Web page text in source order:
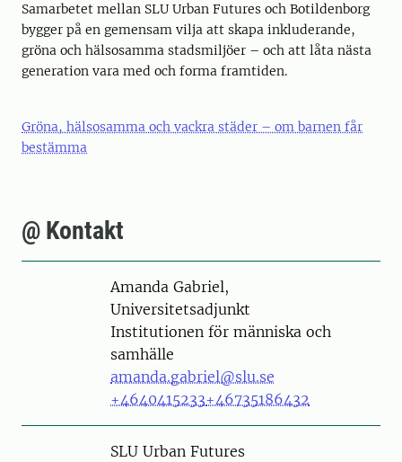
Samarbetet mellan SLU Urban Futures och Botildenborg
bygger på en gemensam vilja att skapa inkluderande,
gröna och hälsosamma stadsmiljöer – och att låta nästa
generation vara med och forma framtiden.
Gröna, hälsosamma och vackra städer – om barnen får
bestämma
@ Kontakt
PersonAmanda Gabriel,
Universitetsadjunkt
Institutionen för människa och
samhälle
amanda.gabriel@slu.se
+4640415233+46735186432
SLU Urban Futures